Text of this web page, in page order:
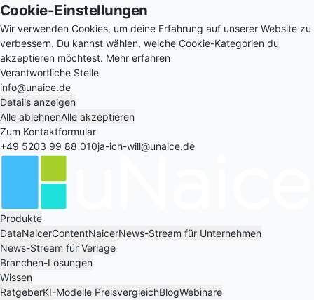
Cookie-Einstellungen
Wir verwenden Cookies, um deine Erfahrung auf unserer Website zu
verbessern. Du kannst wählen, welche Cookie-Kategorien du
akzeptieren möchtest. Mehr erfahren
Verantwortliche Stelle
info@unaice.de
Details anzeigen
Alle ablehnenAlle akzeptieren
Zum Kontaktformular
+49 5203 99 88 010ja-ich-will@unaice.de
Produkte
DataNaicerContentNaicerNews-Stream für Unternehmen
News-Stream für Verlage
Branchen-Lösungen
Wissen
RatgeberKI-Modelle PreisvergleichBlogWebinare